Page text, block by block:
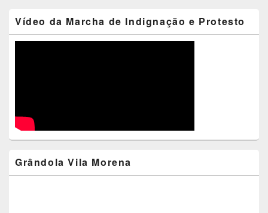
Vídeo da Marcha de Indignação e Protesto
Grândola Vila Morena